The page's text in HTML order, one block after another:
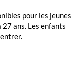
pour les jeunes
ans. Les enfants